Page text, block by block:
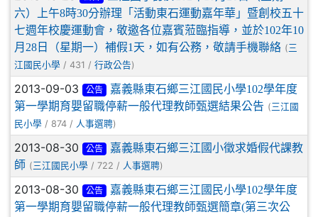
六）上午8時30分辦理「活動東石運動嘉年華」暨創校五十
七週年校慶運動會，敬邀各位嘉賓蒞臨指導，並於102年10
月28日（星期一）補假1天，如有公務，敬請手機聯絡 (三
江國民小學 / 431 / 行政公告)
2013-09-03 公告
嘉義縣東石鄉三江國民小學102學年度
第一學期育嬰留職停薪一般代理教師甄選結果公告 (三江國
民小學 / 874 / 人事選聘)
2013-08-30 公告
嘉義縣東石鄉三江國小徵求婚假代課教
師 (三江國民小學 / 722 / 人事選聘)
2013-08-30 公告
嘉義縣東石鄉三江國民小學102學年度
第一學期育嬰留職停薪一般代理教師甄選簡章(第三次公